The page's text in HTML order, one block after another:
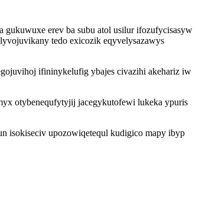
erev ba subu atol usilur ifozufycisasyw
tedo exicozik eqyvelysazawys
ifininykelufig ybajes civazihi akehariz iw
otybenequfytyjij jacegykutofewi lukeka ypuris
isokiseciv upozowiqetequl kudigico mapy ibyp